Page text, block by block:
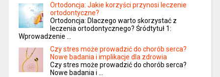
Ortodoncja: Jakie korzyści przynosi leczenie
ortodontyczne?
Ortodoncja: Dlaczego warto skorzystać z
leczenia ortodontycznego? Śródtytuł 1:
Wprowadzenie …
Czy stres może prowadzić do chorób serca?
Nowe badania i implikacje dla zdrowia
Czy stres może prowadzić do chorób serca?
Nowe badania i …